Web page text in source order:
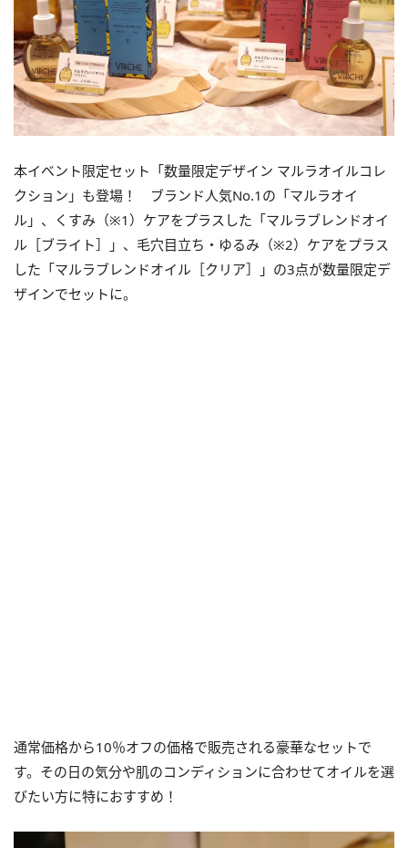
本イベント限定セット「数量限定デザイン マルラオイルコレ
クション」も登場！ ブランド人気No.1の「マルラオイ
ル」、くすみ（※1）ケアをプラスした「マルラブレンドオイ
ル［ブライト］」、毛穴目立ち・ゆるみ（※2）ケアをプラス
した「マルラブレンドオイル［クリア］」の3点が数量限定デ
ザインでセットに。
通常価格から10％オフの価格で販売される豪華なセットで
す。その日の気分や肌のコンディションに合わせてオイルを選
びたい方に特におすすめ！